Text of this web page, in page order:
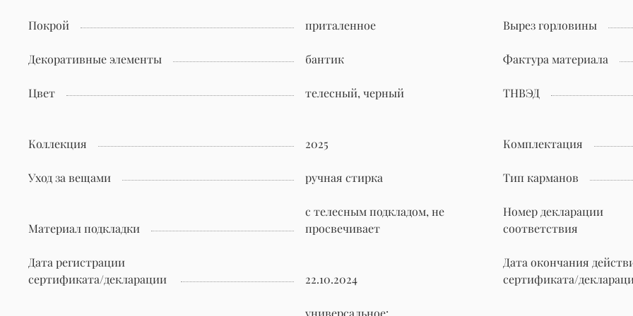
Покрой приталенное Вырез горловины
Декоративные элементы бантик Фактура материала
Цвет телесный, черный ТНВЭД
Коллекция 2025 Комплектация
Уход за вещами ручная стирка Тип карманов
Материал подкладки
c телесным подкладом, не
просвечивает
Номер декларации
соответствия
Дата регистрации
сертификата/декларации
22.10.2024
Дата окончания
сертификата/
универсальное: